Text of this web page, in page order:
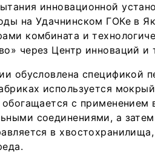
инновационной
на Удачнинском ГОКе в
комбината и
через Центр инноваций и
обусловлена спецификой
используется
обогащается с применением
соединениями, а
в